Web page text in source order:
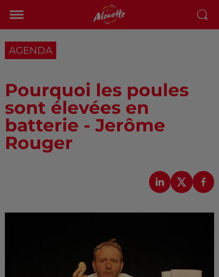
AGENDA
Pourquoi les poules
sont élevées en
batterie - Jerôme
Rouger